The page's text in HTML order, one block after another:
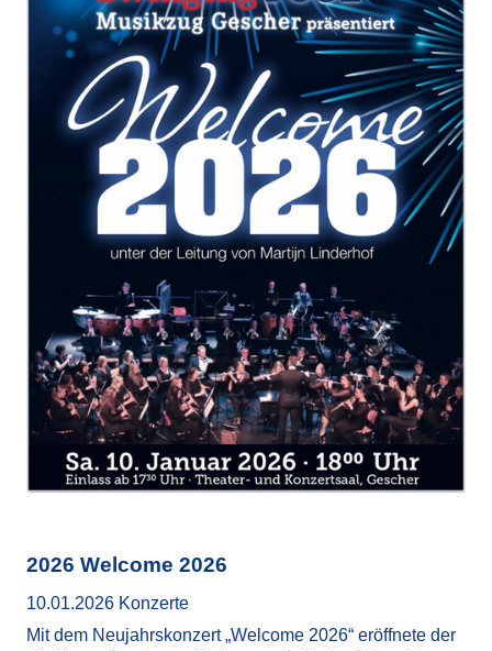
2026 Welcome 2026
10.01.2026 Konzerte
Mit dem Neujahrskonzert „Welcome 2026“ eröffnete der